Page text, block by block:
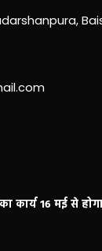
कार्य 16 मई से